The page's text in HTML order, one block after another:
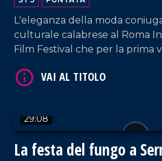
L'eleganza della moda
culturale calabrese al Roma
Film Festival che per la prima
29:08
La festa del fungo a
VAI AL TITOLO